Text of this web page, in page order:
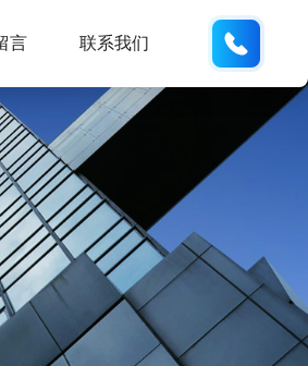
言 联系我们